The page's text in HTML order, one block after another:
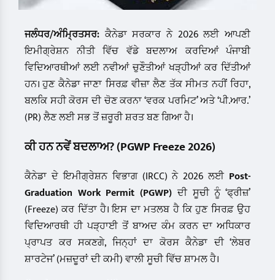
ਜਲੰਧਰ/ਅੰਮ੍ਰਿਤਸਰ: ਕੈਨੇਡਾ ਸਰਕਾਰ ਨੇ 2026 ਲਈ ਆਪਣੀ
ਇਮੀਗ੍ਰੇਸ਼ਨ ਨੀਤੀ ਵਿੱਚ ਵੱਡੇ ਬਦਲਾਅ ਕਰਦਿਆਂ ਪੰਜਾਬੀ
ਵਿਦਿਆਰਥੀਆਂ ਲਈ ਨਵੀਆਂ ਚੁਣੌਤੀਆਂ ਖੜ੍ਹੀਆਂ ਕਰ ਦਿੱਤੀਆਂ
ਹਨ। ਹੁਣ ਕੈਨੇਡਾ ਜਾਣਾ ਸਿਰਫ਼ ਵੀਜ਼ਾ ਲੈਣ ਤੱਕ ਸੀਮਤ ਨਹੀਂ ਰਿਹਾ,
ਬਲਕਿ ਸਹੀ ਕੋਰਸ ਦੀ ਚੋਣ ਕਰਨਾ ‘ਵਰਕ ਪਰਮਿਟ’ ਅਤੇ ‘ਪੀ.ਆਰ.’
(PR) ਲੈਣ ਲਈ ਸਭ ਤੋਂ ਜ਼ਰੂਰੀ ਸ਼ਰਤ ਬਣ ਗਿਆ ਹੈ।
ਕੀ ਹਨ ਨਵੇਂ ਬਦਲਾਅ? (PGWP Freeze 2026)
ਕੈਨੇਡਾ ਦੇ ਇਮੀਗ੍ਰੇਸ਼ਨ ਵਿਭਾਗ (IRCC) ਨੇ 2026 ਲਈ Post-
Graduation Work Permit (PGWP) ਦੀ ਸੂਚੀ ਨੂੰ ‘ਫ੍ਰੀਜ਼’
(Freeze) ਕਰ ਦਿੱਤਾ ਹੈ। ਇਸ ਦਾ ਮਤਲਬ ਹੈ ਕਿ ਹੁਣ ਸਿਰਫ਼ ਉਹ
ਵਿਦਿਆਰਥੀ ਹੀ ਪੜ੍ਹਾਈ ਤੋਂ ਬਾਅਦ ਕੰਮ ਕਰਨ ਦਾ ਅਧਿਕਾਰ
ਪ੍ਰਾਪਤ ਕਰ ਸਕਣਗੇ, ਜਿਨ੍ਹਾਂ ਦਾ ਕੋਰਸ ਕੈਨੇਡਾ ਦੀ ‘ਲੇਬਰ
ਸ਼ਾਰਟੇਜ’ (ਮਜ਼ਦੂਰਾਂ ਦੀ ਕਮੀ) ਵਾਲੀ ਸੂਚੀ ਵਿੱਚ ਸ਼ਾਮਲ ਹੈ।